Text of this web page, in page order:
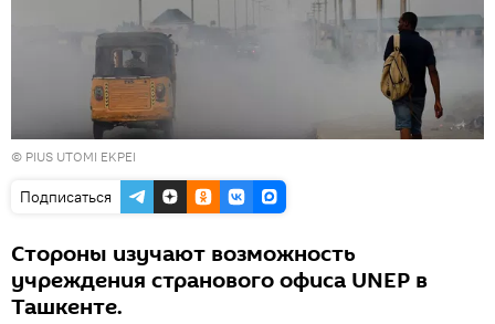
© PIUS UTOMI EKPEI
Подписаться
Стороны изучают возможность
учреждения странового офиса UNEP в
Ташкенте.